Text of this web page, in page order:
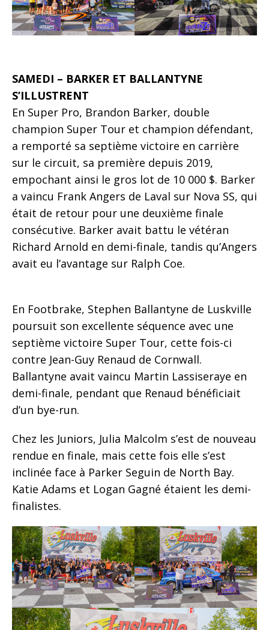
SAMEDI – BARKER ET BALLANTYNE
S’ILLUSTRENT
En Super Pro, Brandon Barker, double
champion Super Tour et champion défendant,
a remporté sa septième victoire en carrière
sur le circuit, sa première depuis 2019,
empochant ainsi le gros lot de 10 000 $. Barker
a vaincu Frank Angers de Laval sur Nova SS, qui
était de retour pour une deuxième finale
consécutive. Barker avait battu le vétéran
Richard Arnold en demi-finale, tandis qu’Angers
avait eu l’avantage sur Ralph Coe.
En Footbrake, Stephen Ballantyne de Luskville
poursuit son excellente séquence avec une
septième victoire Super Tour, cette fois-ci
contre Jean-Guy Renaud de Cornwall.
Ballantyne avait vaincu Martin Lassiseraye en
demi-finale, pendant que Renaud bénéficiait
d’un bye-run.
Chez les Juniors, Julia Malcolm s’est de nouveau
rendue en finale, mais cette fois elle s’est
inclinée face à Parker Seguin de North Bay.
Katie Adams et Logan Gagné étaient les demi-
finalistes.